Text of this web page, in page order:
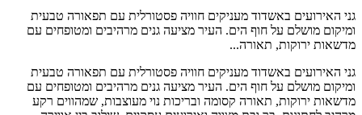
גני האירועים באשדוד מעניקים חוויה פסטורלית עם תפאורה טבעית
ומיקום מושלם על חוף הים. העיר מציעה גנים מרהיבים ומטופחים עם
מדשאות ירוקות, תאורה...
גני האירועים באשדוד מעניקים חוויה פסטורלית עם תפאורה טבעית
ומיקום מושלם על חוף הים. העיר מציעה גנים מרהיבים ומטופחים עם
מדשאות ירוקות, תאורה קסומה ובריכות נוי מעוצבות, שמהווים רקע